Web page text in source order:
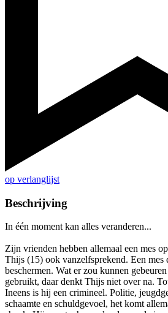
op verlanglijst
Beschrijving
In één moment kan alles veranderen...
Zijn vrienden hebben allemaal een mes
Thijs (15) ook vanzelfsprekend. Een mes
beschermen. Wat er zou kunnen
gebruikt, daar denkt Thijs niet over na.
Ineens is hij een crimineel. Politie,
schaamte en schuldgevoel, het komt